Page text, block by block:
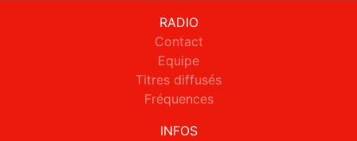
RADIO
Contact
Equipe
Titres diffusés
Fréquences
INFOS